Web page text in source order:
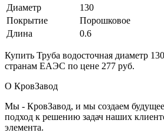
Диаметр
130
Покрытие
Порошковое
Длина
0.6
Купить Труба водосточная диаметр
странам ЕАЭС по цене 277 руб.
О КровЗавод
Мы - КровЗавод, и мы создаем будущее
подход к решению задач наших
элемента.